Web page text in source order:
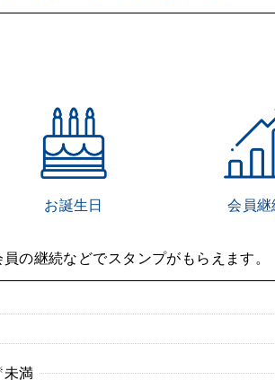
お誕生日 会員継
の継続などでスタンプがもらえます。
未満